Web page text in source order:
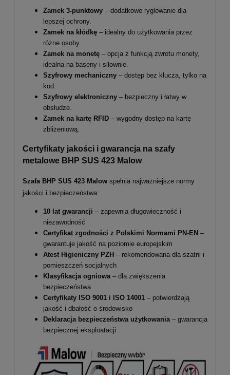
Zamek 3-punktowy – dodatkowe ryglowanie dla
lepszej ochrony.
Zamek na kłódkę – idealny do użytkowania przez
różne osoby.
Zamek na monetę – opcja z funkcją zwrotu monety,
idealna na baseny i siłownie.
Szyfrowy mechaniczny – dostęp bez klucza, tylko na
kod.
Szyfrowy elektroniczny – bezpieczny i łatwy w
obsłudze.
Zamek na kartę RFID – wygodny dostęp na kartę
zbliżeniową.
Certyfikaty jakości i gwarancja na szafy
metalowe BHP SUS 423 Malow
Szafa BHP SUS 423 Malow spełnia najważniejsze normy
jakości i bezpieczeństwa:
10 lat gwarancji – zapewnia długowieczność i
niezawodność
Certyfikat zgodności z Polskimi Normami PN-EN –
gwarantuje jakość na poziomie europejskim
Atest Higieniczny PZH – rekomendowana dla szatni i
pomieszczeń socjalnych
Klasyfikacja ogniowa – dla zwiększenia
bezpieczeństwa
Certyfikaty ISO 9001 i ISO 14001 – potwierdzają
jakość i dbałość o środowisko
Deklaracja bezpieczeństwa użytkowania – gwarancja
bezpiecznej eksploatacji